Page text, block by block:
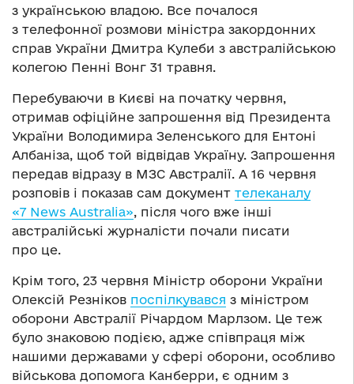
з українською владою. Все почалося
з телефонної розмови міністра закордонних
справ України Дмитра Кулеби з австралійською
колегою Пенні Вонг 31 травня.
Перебуваючи в Києві на початку червня,
отримав офіційне запрошення від Президента
України Володимира Зеленського для Ентоні
Албаніза, щоб той відвідав Україну. Запрошення
передав відразу в МЗС Австралії. А 16 червня
розповів і показав сам документ телеканалу
«7 News Australia», після чого вже інші
австралійські журналісти почали писати
про це.
Крім того, 23 червня Міністр оборони України
Олексій Резніков поспілкувався з міністром
оборони Австралії Річардом Марлзом. Це теж
було знаковою подією, адже співпраця між
нашими державами у сфері оборони, особливо
військова допомога Канберри, є одним з